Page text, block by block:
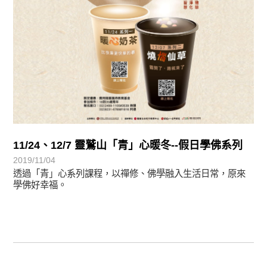
11/24、12/7 靈鷲山「青」心暖冬--假日學佛系列
2019/11/04
透過「青」心系列課程，以禪修、佛學融入生活日常，原來
學佛好幸福。